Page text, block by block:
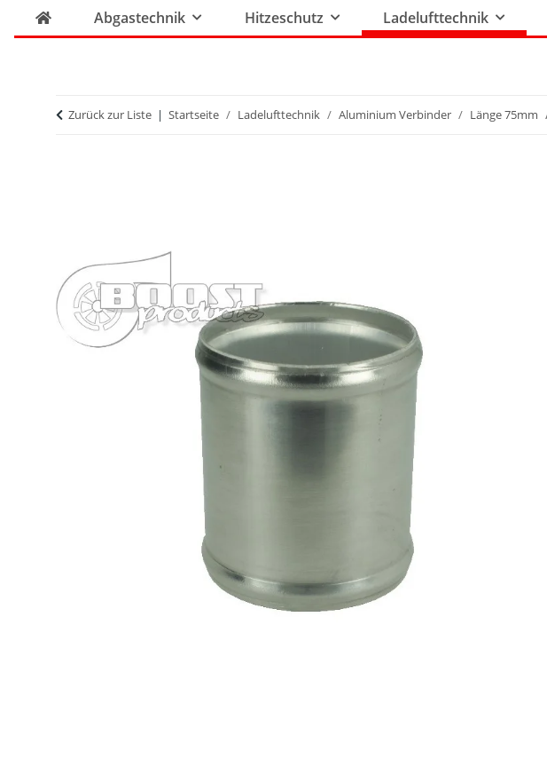
Abgastechnik Hitzeschutz Ladelufttechnik
Zurück zur Liste Startseite Ladelufttechnik Aluminium Verbinder Länge 75mm